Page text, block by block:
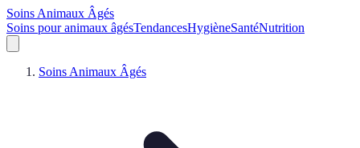
Soins Animaux Âgés
Soins pour animaux âgésTendancesHygièneSantéNutrition
Soins Animaux Âgés